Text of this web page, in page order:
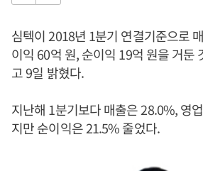
심텍이 2018년 1분기 연결기준으로
이익 60억 원, 순이익 19억 원을 거둔
고 9일 밝혔다.
지난해 1분기보다 매출은 28.0%, 영
지만 순이익은 21.5% 줄었다.